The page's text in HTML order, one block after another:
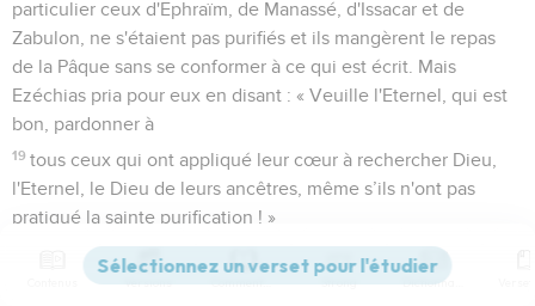
particulier ceux d'Ephraïm, de Manassé, d'Issacar et de
Zabulon, ne s'étaient pas purifiés et ils mangèrent le repas
de la Pâque sans se conformer à ce qui est écrit. Mais
Ezéchias pria pour eux en disant : « Veuille l'Eternel, qui est
bon, pardonner à
19 tous ceux qui ont appliqué leur cœur à rechercher Dieu,
l'Eternel, le Dieu de leurs ancêtres, même s’ils n'ont pas
pratiqué la sainte purification ! »
L'Eternel exauça Ezéchias et il épargna le peuple.
Ainsi, les Israélites qui se trouvaient à Jérusalem
Versions Commentaires Strong